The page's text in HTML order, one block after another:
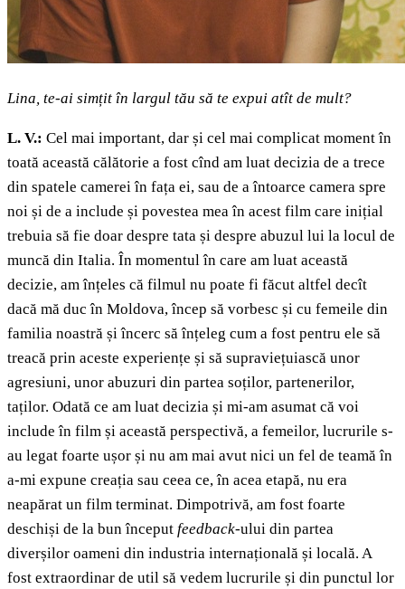
Lina, te-ai simțit în largul tău să te expui atît de mult?
L. V.: Cel mai important, dar și cel mai complicat moment în
toată această călătorie a fost cînd am luat decizia de a trece
din spatele camerei în fața ei, sau de a întoarce camera spre
noi și de a include și povestea mea în acest film care inițial
trebuia să fie doar despre tata și despre abuzul lui la locul de
muncă din Italia. În momentul în care am luat această
decizie, am înțeles că filmul nu poate fi făcut altfel decît
dacă mă duc în Moldova, încep să vorbesc și cu femeile din
familia noastră și încerc să înțeleg cum a fost pentru ele să
treacă prin aceste experiențe și să supraviețuiască unor
agresiuni, unor abuzuri din partea soților, partenerilor,
taților. Odată ce am luat decizia și mi-am asumat că voi
include în film și această perspectivă, a femeilor, lucrurile s-
au legat foarte ușor și nu am mai avut nici un fel de teamă în
a-mi expune creația sau ceea ce, în acea etapă, nu era
neapărat un film terminat. Dimpotrivă, am fost foarte
deschiși de la bun început feedback-ului din partea
diverșilor oameni din industria internațională și locală. A
fost extraordinar de util să vedem lucrurile și din punctul lor